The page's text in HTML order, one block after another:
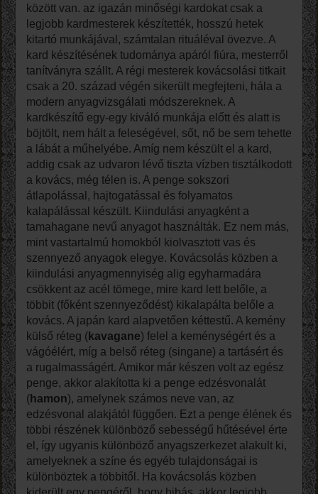
között van. az igazán minőségi kardokat csak a
legjobb kardmesterek készítették, hosszú hetek
kitartó munkájával, számtalan rituáléval övezve. A
kard készítésének tudománya apáról fiúra, mesterről
tanítványra szállt. A régi mesterek kovácsolási titkait
csak a 20. század végén sikerült megfejteni, hála a
modern anyagvizsgálati módszereknek. A
kardkészítő egy-egy kiváló munkája előtt és alatt is
böjtölt, nem hált a feleségével, sőt, nő be sem tehette
a lábát a műhelyébe. Amíg nem készült el a kard,
addig csak az udvaron lévő tiszta vízben tisztálkodott
a kovács, még télen is. A penge sokszori
átlapolással, hajtogatással és folyamatos
kalapálással készült. Kiindulási anyagként a
tamahagane nevű anyagot használták. Ez nem más,
mint vastartalmú homokból kiolvasztott vas és
szennyező anyagok elegye. Kovácsolás közben a
kiindulási anyagmennyiség alig egyharmadára
csökkent az acél tömege, mire kard lett belőle, a
többit (főként szennyeződést) kikalapálta belőle a
kovács. A japán kard alapvetően kéttestű. A kemény
külső réteg (kavagane) felel a keménységért és a
vágóélért, míg a belső réteg (singane) a tartásért és
a rugalmasságért. Amikor már készen volt az egész
penge, akkor alakította ki a penge edzésvonalát
( hamon), amelynek számos neve van, az
edzésvonal alakjától függően. Ezt a penge élének és
többi részének különböző sebességű hűtésével érte
el, így ugyanis különböző anyagszerkezet alakult ki,
amelyeknek a színe és egyéb tulajdonságai is
különböztek a többitől. Ha kovácsolás közben